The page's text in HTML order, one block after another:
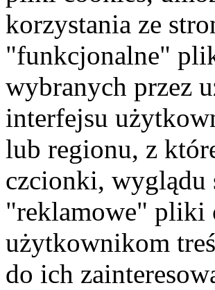
korzystania ze
"funkcjonalne"
wybranych przez
interfejsu
lub regionu, z
czcionki,
"reklamowe" pliki
użytkownikom
do ich